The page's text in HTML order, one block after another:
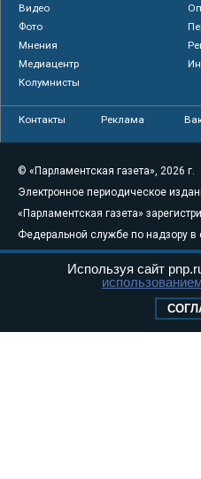
Видео
Фото
Мнения
Медиацентр
Колумнисты
Контакты Реклама
© «Парламентская газета», 2026 г.
Электронное периодическое
«Парламентская газета»
Федеральной службе по надзору в
связи, информационных
массовых коммуникаций
Свидетельство о регистрации Эл
Используя сайт